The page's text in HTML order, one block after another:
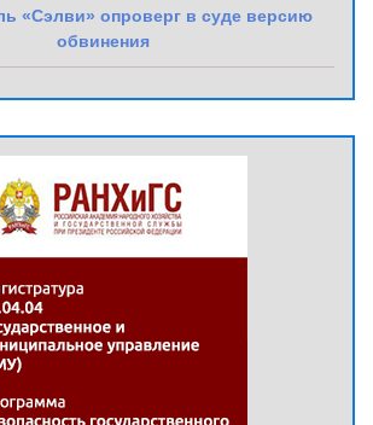
«Сэлви» опроверг в суде версию
обвинения